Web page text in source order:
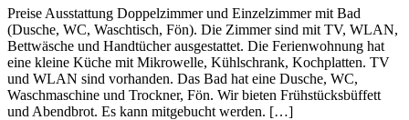
Preise Ausstattung Doppelzimmer und Einzelzimmer mit Bad
(Dusche, WC, Waschtisch, Fön). Die Zimmer sind mit TV, WLAN,
Bettwäsche und Handtücher ausgestattet. Die Ferienwohnung hat
eine kleine Küche mit Mikrowelle, Kühlschrank, Kochplatten. TV
und WLAN sind vorhanden. Das Bad hat eine Dusche, WC,
Waschmaschine und Trockner, Fön. Wir bieten Frühstücksbüffett
und Abendbrot. Es kann mitgebucht werden. […]